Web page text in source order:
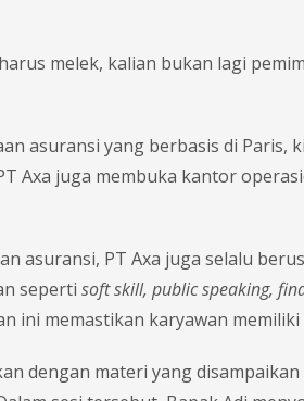
melek, kalian bukan lagi
asuransi yang berbasis di
Axa juga membuka kantor
asuransi, PT Axa juga selalu
seperti soft skill, public speaking,
ini memastikan karyawan
dengan materi yang